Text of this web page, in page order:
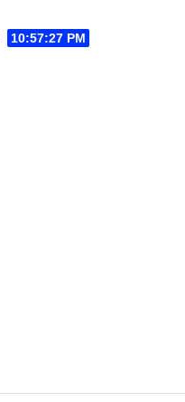
10:57:27 PM